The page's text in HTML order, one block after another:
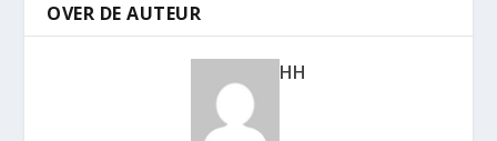
OVER DE AUTEUR
HH